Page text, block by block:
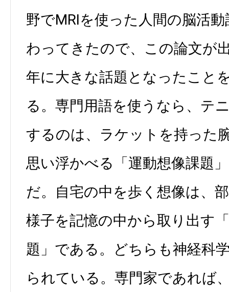
野でMRIを使った人間の脳活
わってきたので、この論文が
年に大きな話題となったこと
る。専門用語を使うなら、テ
するのは、ラケットを持った
思い浮かべる「運動想像課題
だ。自宅の中を歩く想像は、
様子を記憶の中から取り出す
題」である。どちらも神経科
られている。専門家であれば